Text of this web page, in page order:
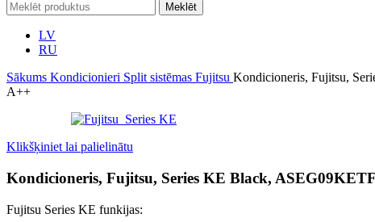
Meklēt
LV
RU
Sākums Kondicionieri Split sistēmas Fujitsu Kondicioneris, Fujitsu,
A++
Klikšķiniet lai palielinātu
Kondicioneris, Fujitsu, Series KE Black,
Fujitsu Series KE funkijas: